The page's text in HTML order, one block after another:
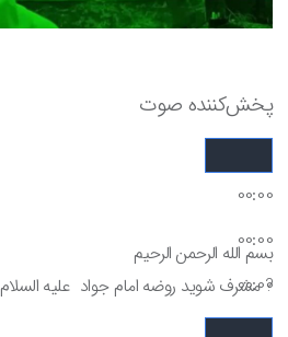
پخش‌کننده صوت
00:00
00:00
00:00
بسم الله الرحمن الرحیم
? مشرف شوید روضه امام جواد علیه السلام